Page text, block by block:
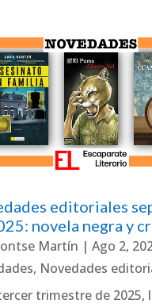
editoriales
novela negra y
Martín | Ago 2,
, Novedades
trimestre de 2025,